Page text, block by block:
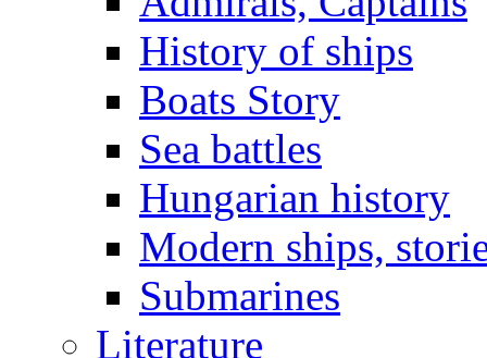
History of ships
Boats Story
Sea battles
Hungarian history
Modern ships,
Submarines
Literature